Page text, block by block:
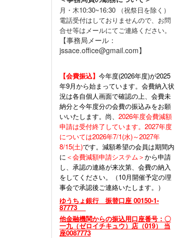
月・木10:30~16:30 （祝祭日を除く）
電話受付はしておりませんので、お問
合せ等はメールにてご連絡ください。
【事務局メール：
jssace.office@gmail.com】
【会費振込】 今年度(2026年度)が2025
年9月から始まっています。会費納入状
況は各自個人画面で確認の上、会費未
納分と今年度分の会費の振込みをお願
いいたします。尚、 2026年度会費減額
申請は受付終了しています。2027年度
については2026年7/1(水)～2027年
8/15(土)です。減額希望の会員は期間内
に ＜会費減額申請システム＞から申請
し、承認の連絡が来次第、会費の納入
をしてください。（10月開催予定の理
事会で承認後ご連絡いたします。）
ゆうちょ銀行 振替口座 00150-1-
87773
他金融機関からの振込用口座番号：〇
一九（ゼロイチキュウ）店（019） 当
座0087773